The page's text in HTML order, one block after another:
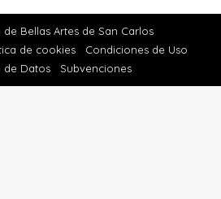
de Bellas Artes de San Carlos
de cookies
Condiciones de Uso
de Datos
Subvenciones